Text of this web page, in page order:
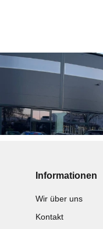
Informationen
Wir über uns
Kontakt